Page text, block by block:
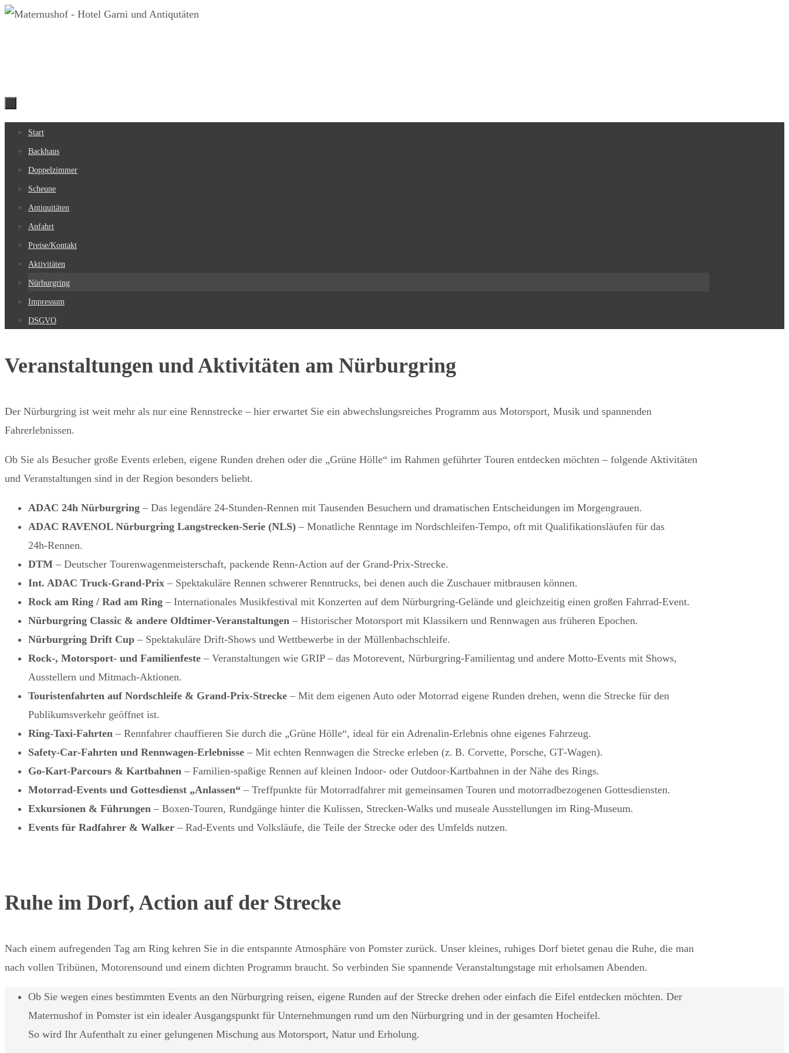
Zum
Zum
Inhalt
springen
Start
Backhaus
Doppelzimmer
Scheune
Antiquitäten
Anfahrt
Preise/Kontakt
Aktivitäten
Nürburgring
Impressum
DSGVO
Veranstaltungen und Aktivitäten am Nürburgring
Der Nürburgring ist weit mehr als nur eine Rennstrecke – hier erwartet Sie ein abwechslungsreiches Programm aus Motorsport, Musik und spannenden
Fahrerlebnissen.
Ob Sie als Besucher große Events erleben, eigene Runden drehen oder die „Grüne Hölle“ im Rahmen geführter Touren entdecken möchten – folgende Aktivitäten
und Veranstaltungen sind in der Region besonders beliebt.
ADAC 24h Nürburgring – Das legendäre 24‑Stunden‑Rennen mit Tausenden Besuchern und dramatischen Entscheidungen im Morgengrauen.
ADAC RAVENOL Nürburgring Langstrecken‑Serie (NLS) – Monatliche Renntage im Nordschleifen‑Tempo, oft mit Qualifikationsläufen für das
24h‑Rennen.
DTM – Deutscher Tourenwagenmeisterschaft, packende Renn-Action auf der Grand‑Prix‑Strecke.
Int. ADAC Truck‑Grand‑Prix – Spektakuläre Rennen schwerer Renntrucks, bei denen auch die Zuschauer mitbrausen können.
Rock am Ring / Rad am Ring – Internationales Musikfestival mit Konzerten auf dem Nürburgring‑Gelände und gleichzeitig einen großen Fahrrad‑Event.
Nürburgring Classic & andere Oldtimer‑Veranstaltungen – Historischer Motorsport mit Klassikern und Rennwagen aus früheren Epochen.
Nürburgring Drift Cup – Spektakuläre Drift‑Shows und Wettbewerbe in der Müllenbachschleife.
Rock‑, Motorsport‑ und Familienfeste – Veranstaltungen wie GRIP – das Motorevent, Nürburgring‑Familientag und andere Motto‑Events mit Shows,
Ausstellern und Mitmach‑Aktionen.
Touristenfahrten auf Nordschleife & Grand‑Prix‑Strecke – Mit dem eigenen Auto oder Motorrad eigene Runden drehen, wenn die Strecke für den
Publikumsverkehr geöffnet ist.
Ring‑Taxi‑Fahrten – Rennfahrer chauffieren Sie durch die „Grüne Hölle“, ideal für ein Adrenalin‑Erlebnis ohne eigenes Fahrzeug.
Safety‑Car‑Fahrten und Rennwagen‑Erlebnisse – Mit echten Rennwagen die Strecke erleben (z. B. Corvette, Porsche, GT‑Wagen).
Go‑Kart‑Parcours & Kartbahnen – Familien‑spaßige Rennen auf kleinen Indoor‑ oder Outdoor‑Kartbahnen in der Nähe des Rings.
Motorrad‑Events und Gottesdienst „Anlassen“ – Treffpunkte für Motorradfahrer mit gemeinsamen Touren und motorradbezogenen Gottesdiensten.
Exkursionen & Führungen – Boxen‑Touren, Rundgänge hinter die Kulissen, Strecken‑Walks und museale Ausstellungen im Ring‑Museum.
Events für Radfahrer & Walker – Rad‑Events und Volksläufe, die Teile der Strecke oder des Umfelds nutzen.
Ruhe im Dorf, Action auf der Strecke
Nach einem aufregenden Tag am Ring kehren Sie in die entspannte Atmosphäre von Pomster zurück. Unser kleines, ruhiges Dorf bietet genau die Ruhe, die man
nach vollen Tribünen, Motorensound und einem dichten Programm braucht. So verbinden Sie spannende Veranstaltungstage mit erholsamen Abenden.
Ob Sie wegen eines bestimmten Events an den Nürburgring reisen, eigene Runden auf der Strecke drehen oder einfach die Eifel entdecken möchten. Der
Maternushof in Pomster ist ein idealer Ausgangspunkt für Unternehmungen rund um den Nürburgring und in der gesamten Hocheifel.
So wird Ihr Aufenthalt zu einer gelungenen Mischung aus Motorsport, Natur und Erholung.